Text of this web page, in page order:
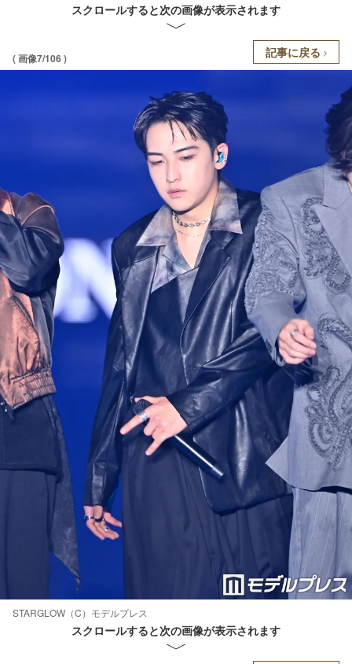
スクロールすると次の画像が表示されます
( 画像7/106 ) 記事に戻る
STARGLOW（C）モデルプレス
スクロールすると次の画像が表示されます